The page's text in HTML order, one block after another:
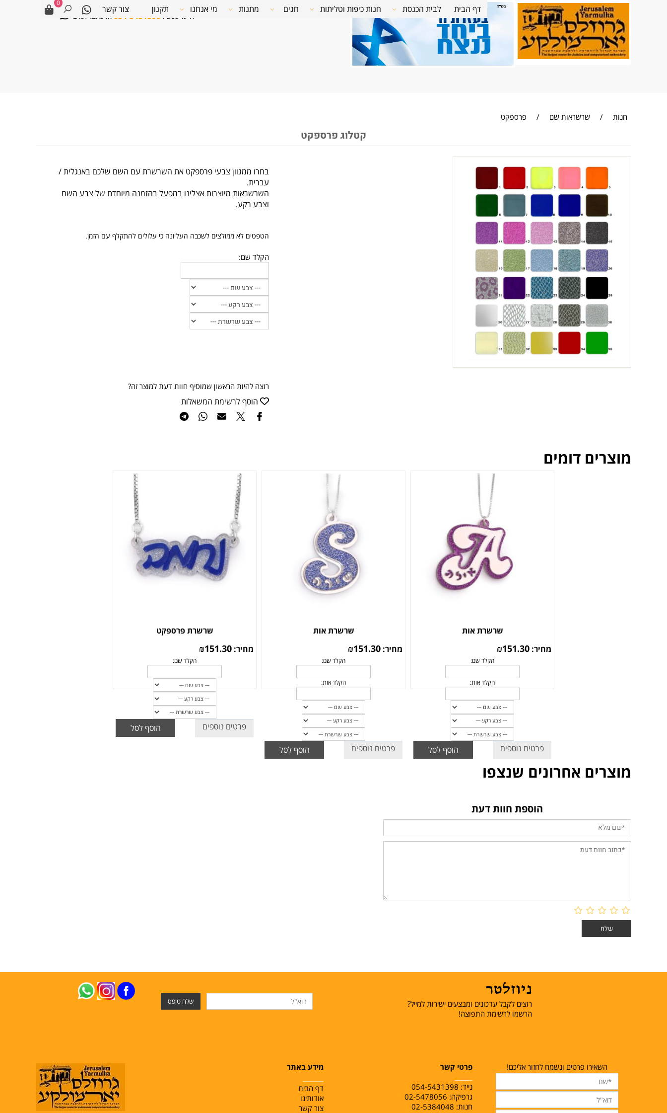
חייגו עכשיו 054-5431398 או כתבו לנו ב-
0
דף הבית לבית הכנסת חנות כיפות וטליתות חגים מתנות מי אנחנו תקנון צור קשר
חנות / שרשראות שם / פרספקט
קטלוג פרספקט
בחרו ממגוון צבעי פרספקט את השרשרת עם השם שלכם באנגלית /
עברית.
השרשראות מיוצרות אצלינו במפעל בהזמנה מיוחדת של צבע השם
וצבע רקע.
הטפטים לא ממולצים לשכבה העליונה כי עלולים להתקלף עם הזמן.
הקלד שם:
רוצה להיות הראשון שמוסיף חוות דעת למוצר זה?
הוסף לרשימת המשאלות
מוצרים דומים
שרשרת אות
מחיר:
₪151.30
הקלד שם:
הקלד אות:
פרטים נוספים הוסף לסל
שרשרת אות
מחיר:
₪151.30
פרטים נוספים הוסף לסל
שרשרת פרספקט
מחיר:
₪151.30
פרטים נוספים הוסף לסל
מוצרים אחרונים שנצפו
הוספת חוות דעת
ניוזלטר
רוצים לקבל עדכונים ומבצעים ישירות למייל?
הרשמו לרשימת התפוצה!
השאירו פרטים ונשמח לחזור אליכם!
פרטי קשר
נייד: 054-5431398
גרפיקה: 02-5478056
חנות: 02-5384048
מידע באתר
דף הבית
אודותינו
צור קשר